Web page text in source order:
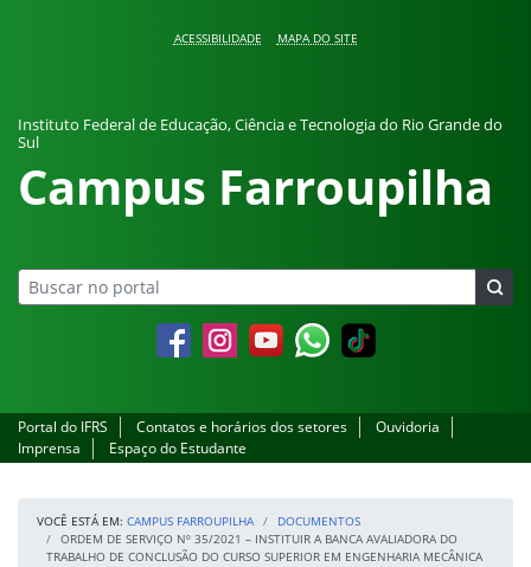
ACESSIBILIDADE MAPA DO SITE
Instituto Federal de Educação, Ciência e Tecnologia do Rio Grande do
Sul
Campus Farroupilha
FacebookInstagramYouTubeWhatsapp
Portal do IFRS Contatos e horários dos setores
Ouvidoria
Imprensa
Espaço do Estudante
VOCÊ ESTÁ EM: CAMPUS FARROUPILHA
DOCUMENTOS
ORDEM DE SERVIÇO Nº 35/2021 – INSTITUIR A BANCA AVALIADORA DO
TRABALHO DE CONCLUSÃO DO CURSO SUPERIOR EM ENGENHARIA MECÂNICA